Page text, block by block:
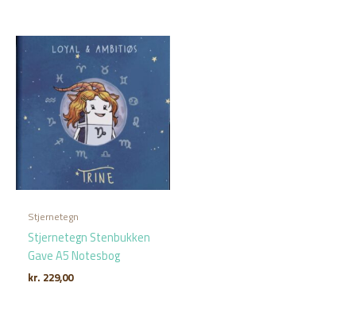
Stjernetegn
Stjernetegn Stenbukken
Gave A5 Notesbog
kr. 229,00